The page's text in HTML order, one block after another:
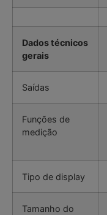
Dados técnicos
gerais
Saídas
Funções de
medição
Tipo de display
Tamanho do